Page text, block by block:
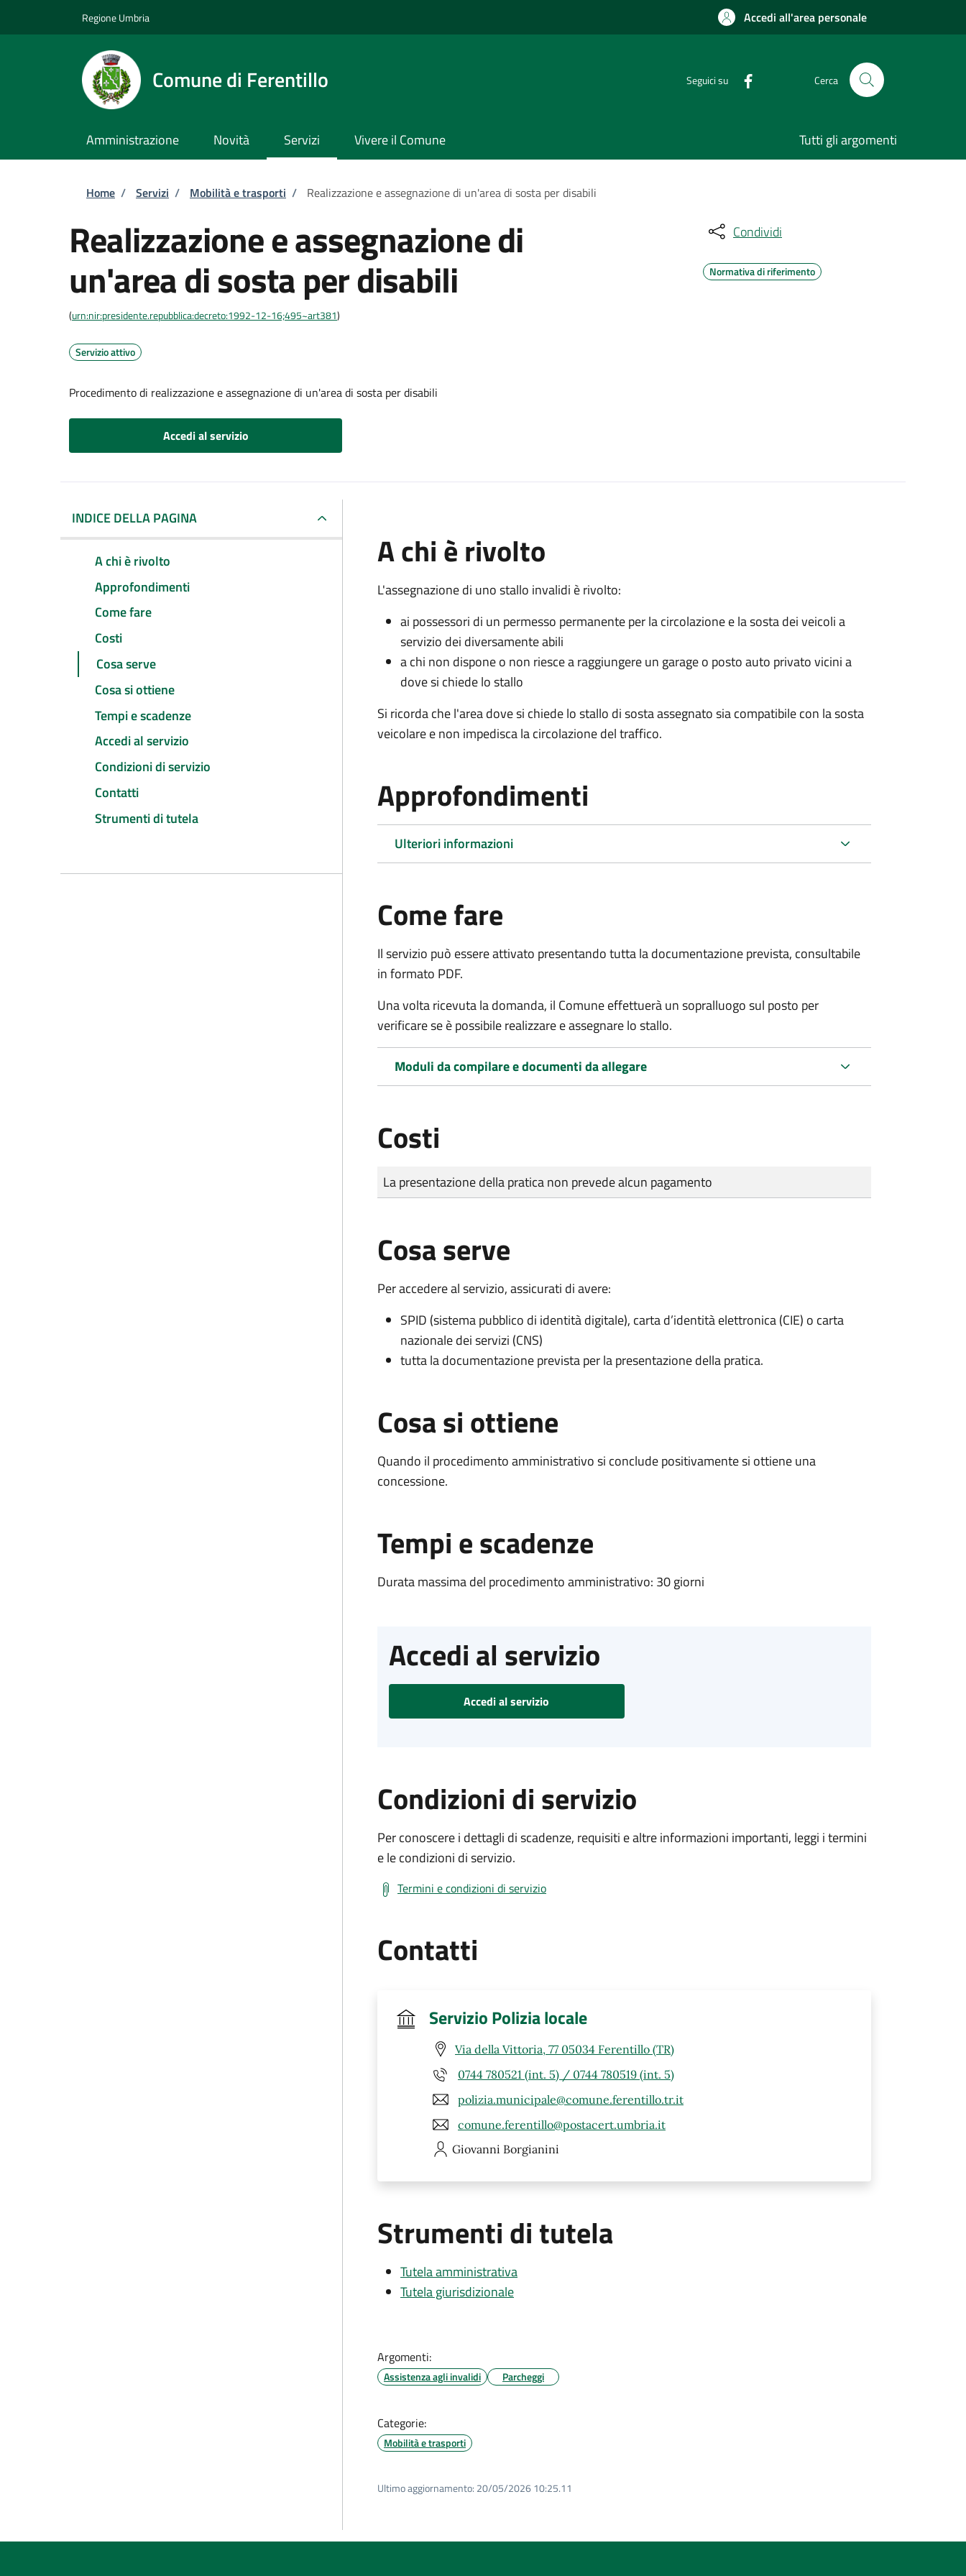
Regione Umbria Accedi all'area personale
Comune di Ferentillo Seguici su Cerca
Amministrazione Novità Servizi Vivere il Comune Tutti gli argomenti
Briciole di pane
Home / Servizi / Mobilità e trasporti / Realizzazione e assegnazione di un'area di sosta per disabili
Realizzazione e assegnazione di
un'area di sosta per disabili
(urn:nir:presidente.repubblica:decreto:1992-12-16;495~art381)
Servizio attivo
Procedimento di realizzazione e assegnazione di un'area di sosta per disabili
Accedi al servizio
Condividi
Normativa di riferimento
INDICE DELLA PAGINA
A chi è rivolto
Approfondimenti
Come fare
Costi
Cosa serve
Cosa si ottiene
Tempi e scadenze
Accedi al servizio
Condizioni di servizio
Contatti
Strumenti di tutela
A chi è rivolto
L'assegnazione di uno stallo invalidi è rivolto:
ai possessori di un permesso permanente per la circolazione e la sosta dei veicoli a
servizio dei diversamente abili
a chi non dispone o non riesce a raggiungere un garage o posto auto privato vicini a
dove si chiede lo stallo
Si ricorda che l'area dove si chiede lo stallo di sosta assegnato sia compatibile con la sosta
veicolare e non impedisca la circolazione del traffico.
Approfondimenti
Ulteriori informazioni
Come fare
Il servizio può essere attivato presentando tutta la documentazione prevista, consultabile
in formato PDF.
Una volta ricevuta la domanda, il Comune effettuerà un sopralluogo sul posto per
verificare se è possibile realizzare e assegnare lo stallo.
Moduli da compilare e documenti da allegare
Costi
Tipo di pagamento
Importo
La presentazione della pratica non prevede alcun pagamento
Cosa serve
Per accedere al servizio, assicurati di avere:
SPID (sistema pubblico di identità digitale), carta d’identità elettronica (CIE) o carta
nazionale dei servizi (CNS)
tutta la documentazione prevista per la presentazione della pratica.
Cosa si ottiene
Quando il procedimento amministrativo si conclude positivamente si ottiene una
concessione.
Tempi e scadenze
Durata massima del procedimento amministrativo: 30 giorni
Accedi al servizio
Accedi al servizio
Condizioni di servizio
Per conoscere i dettagli di scadenze, requisiti e altre informazioni importanti, leggi i termini
e le condizioni di servizio.
Termini e condizioni di servizio
Contatti
Servizio Polizia locale
Via della Vittoria, 77 05034 Ferentillo (TR)
0744 780521 (int. 5) / 0744 780519 (int. 5)
polizia.municipale@comune.ferentillo.tr.it
comune.ferentillo@postacert.umbria.it
Giovanni Borgianini
Strumenti di tutela
Tutela amministrativa
Tutela giurisdizionale
Argomenti:
Assistenza agli invalidi Parcheggi
Categorie:
Mobilità e trasporti
Ultimo aggiornamento: 20/05/2026 10:25.11